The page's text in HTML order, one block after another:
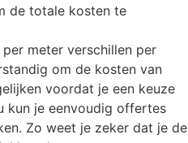
de totale kosten te
meter verschillen per
om de kosten van
voordat je een keuze
kun je eenvoudig offertes
Zo weet je zeker dat je de